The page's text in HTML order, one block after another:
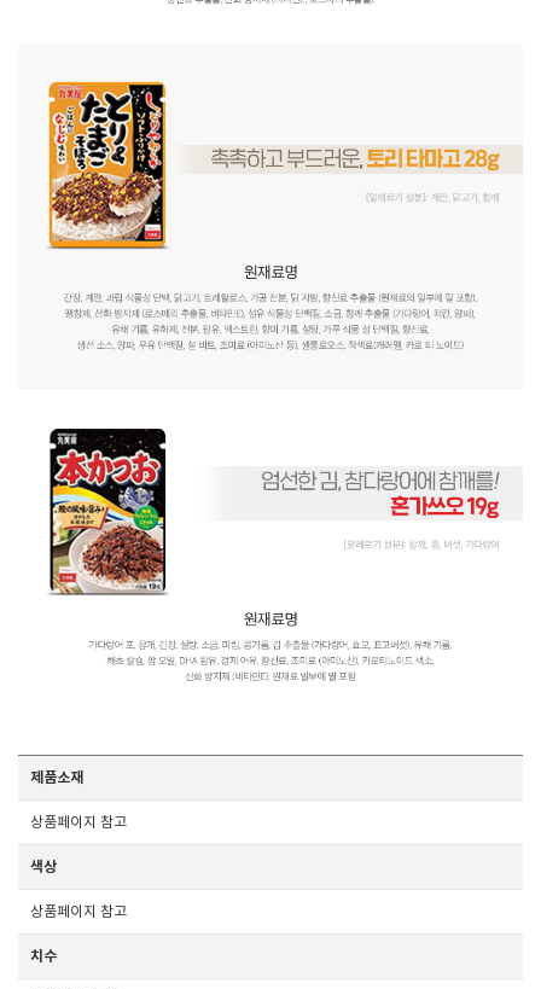
제품소재
상품페이지 참고
색상
상품페이지 참고
치수